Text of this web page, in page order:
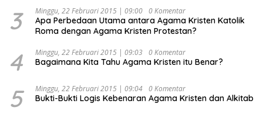
Indonesia Emas 2045”,
3 Minggu, 22 Februari 2015 | 09:00 0 Komentar
Apa Perbedaan Utama antara Agama Kristen Katolik
Roma dengan Agama Kristen Protestan?
4 Minggu, 22 Februari 2015 | 09:03 0 Komentar
Bagaimana Kita Tahu Agama Kristen itu Benar?
5 Minggu, 22 Februari 2015 | 09:04 0 Komentar
Bukti-Bukti Logis Kebenaran Agama Kristen dan Alkitab